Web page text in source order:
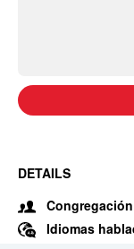
DETAILS
Idiomas